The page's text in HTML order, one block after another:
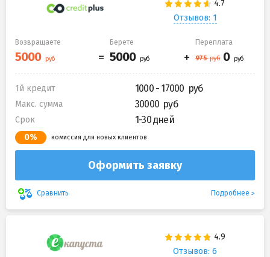
Отзывов: 1
Возвращаете Берете Переплата
1й кредит 1000 - 17000
Макс. сумма 30000
Срок 1-30 дней
0% комиссия для новых клиентов
Оформить заявку
Сравнить Подробнее
Отзывов: 6